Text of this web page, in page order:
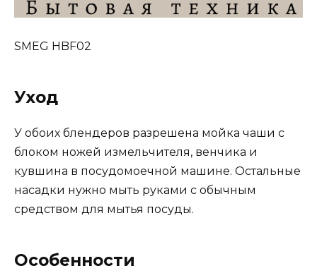
SMEG HBF02
Уход
У обоих блендеров разрешена мойка чаши с
блоком ножей измельчителя, венчика и
кувшина в посудомоечной машине. Остальные
насадки нужно мыть руками с обычным
средством для мытья посуды.
Особенности